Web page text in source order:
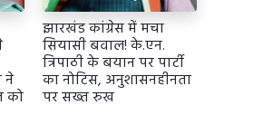
ने
को
झारखंड कांग्रेस में मचा
सियासी बवाल! के.एन.
त्रिपाठी के बयान पर पार्टी
का नोटिस, अनुशासनहीनता
पर सख्त रुख